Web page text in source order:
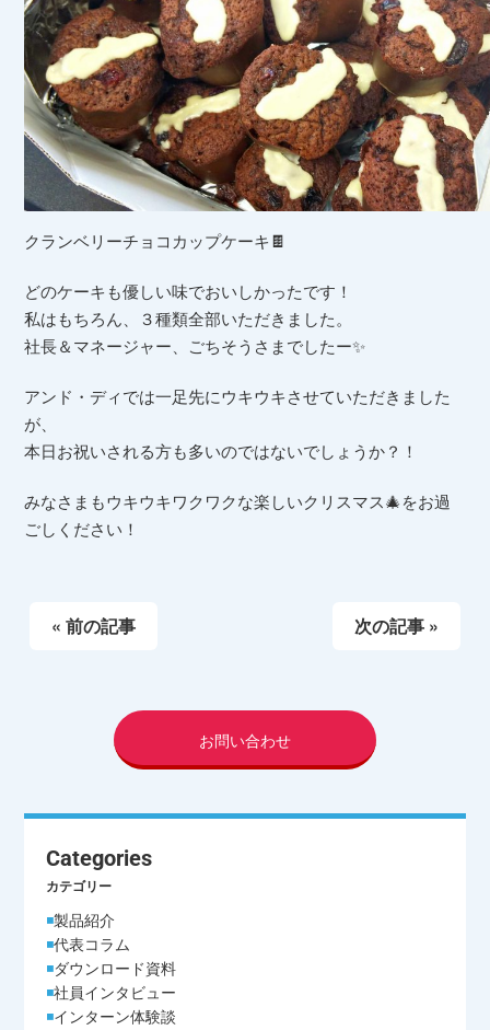
クランベリーチョコカップケーキ🍫
どのケーキも優しい味でおいしかったです！
私はもちろん、３種類全部いただきました。
社長＆マネージャー、ごちそうさまでしたー✨
アンド・ディでは一足先にウキウキさせていただきました
が、
本日お祝いされる方も多いのではないでしょうか？！
みなさまもウキウキワクワクな楽しいクリスマス🎄をお過
ごしください！
« 前の記事 次の記事 »
お問い合わせ
Categories
カテゴリー
製品紹介
代表コラム
ダウンロード資料
社員インタビュー
インターン体験談